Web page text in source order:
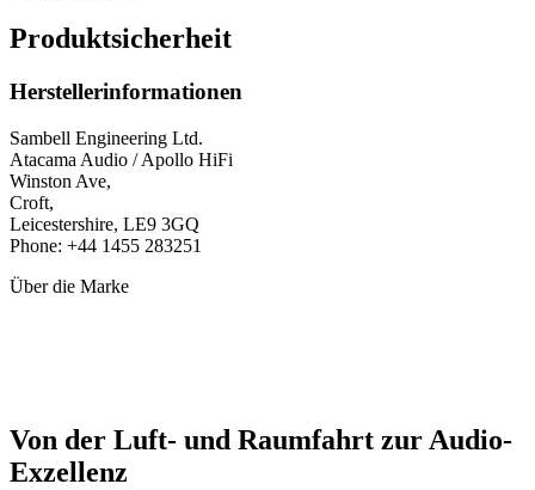
Produktsicherheit
Herstellerinformationen
Sambell Engineering Ltd.
Atacama Audio / Apollo HiFi
Winston Ave,
Croft,
Leicestershire, LE9 3GQ
Phone: +44 1455 283251
Über die Marke
Von der Luft- und Raumfahrt zur Audio-
Exzellenz